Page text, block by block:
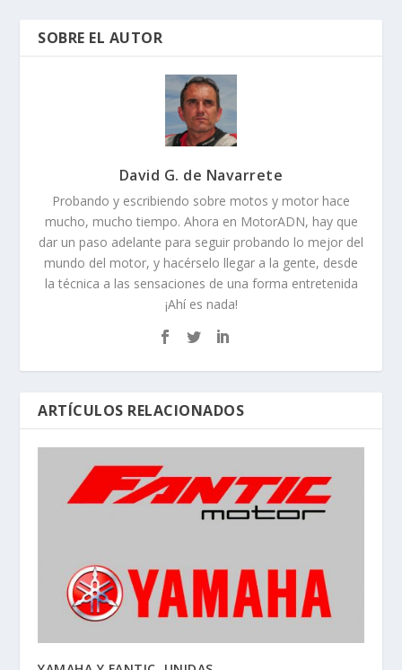
SOBRE EL AUTOR
David G. de Navarrete
Probando y escribiendo sobre motos y motor hace
mucho, mucho tiempo. Ahora en MotorADN, hay que
dar un paso adelante para seguir probando lo mejor del
mundo del motor, y hacérselo llegar a la gente, desde
la técnica a las sensaciones de una forma entretenida
¡Ahí es nada!
ARTÍCULOS RELACIONADOS